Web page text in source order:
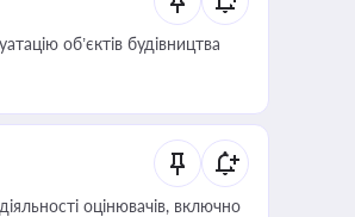
об’єктів будівництва
оцінювачів, включно